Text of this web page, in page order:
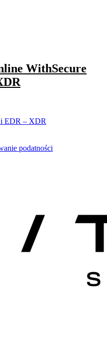
WithSecure
i EDR – XDR
podatności